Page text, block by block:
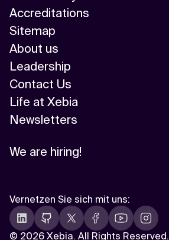
Accreditations
Sitemap
About us
Leadership
Contact Us
Life at Xebia
Newsletters
We are hiring!
© 2026 Xebia. All Rights Reserved.
Vernetzen Sie sich mit uns: